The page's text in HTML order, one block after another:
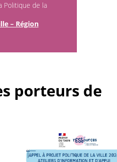
de la
– Région
porteurs de